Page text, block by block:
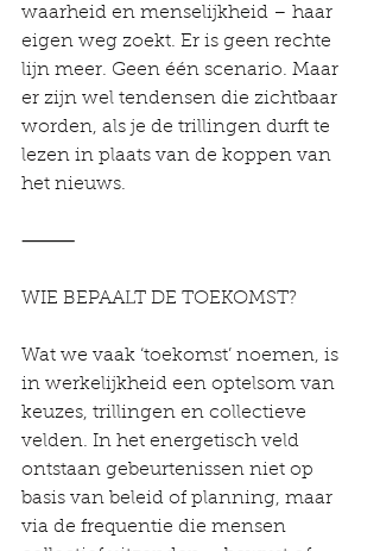
waarheid en menselijkheid – haar
eigen weg zoekt. Er is geen rechte
lijn meer. Geen één scenario. Maar
er zijn wel tendensen die zichtbaar
worden, als je de trillingen durft te
lezen in plaats van de koppen van
het nieuws.
⸻
WIE BEPAALT DE TOEKOMST?
Wat we vaak ‘toekomst’ noemen, is
in werkelijkheid een optelsom van
keuzes, trillingen en collectieve
velden. In het energetisch veld
ontstaan gebeurtenissen niet op
basis van beleid of planning, maar
via de frequentie die mensen